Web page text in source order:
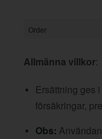
Order
Allmänna villkor:
Ersättning ges
försäkringar,
Obs: